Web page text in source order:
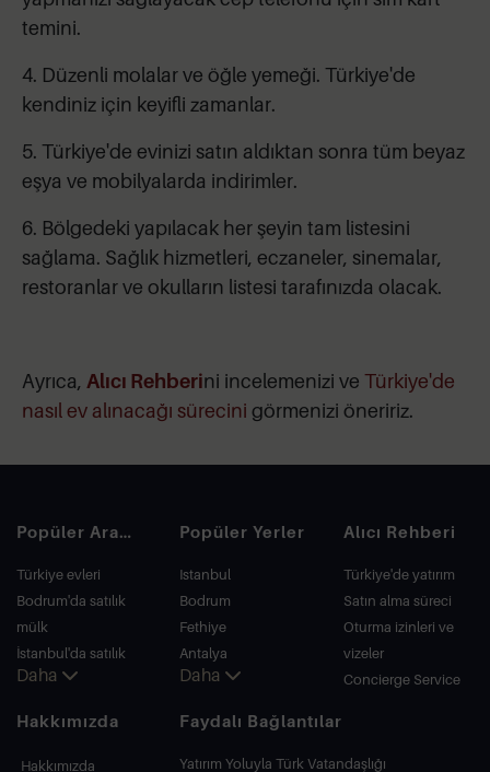
temini.
4. Düzenli molalar ve öğle yemeği. Türkiye'de
kendiniz için keyifli zamanlar.
5. Türkiye'de evinizi satın aldıktan sonra tüm beyaz
eşya ve mobilyalarda indirimler.
6. Bölgedeki yapılacak her şeyin tam listesini
sağlama. Sağlık hizmetleri, eczaneler, sinemalar,
restoranlar ve okulların listesi tarafınızda olacak.
Ayrıca, Alıcı Rehberini incelemenizi ve Türkiye'de
nasıl ev alınacağı sürecini görmenizi öneririz.
Popüler Aramalar
Türkiye evleri
Bodrum'da satılık
mülk
İstanbul'da satılık
daire
Bodrum Villası
Antalya'da satılık
Daha
Popüler Yerler
Istanbul
Bodrum
Fethiye
Antalya
Kalkan
Kas
Bursa
Daha
Alıcı Rehberi
Türkiye'de yatırım
Satın alma süreci
Oturma izinleri ve
vizeler
Concierge Service
Hakkımızda
Hakkımızda
Faydalı Bağlantılar
Yatırım Yoluyla Türk Vatandaşlığı